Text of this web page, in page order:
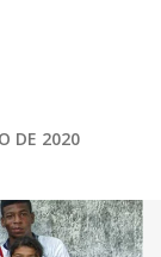
DE 2020